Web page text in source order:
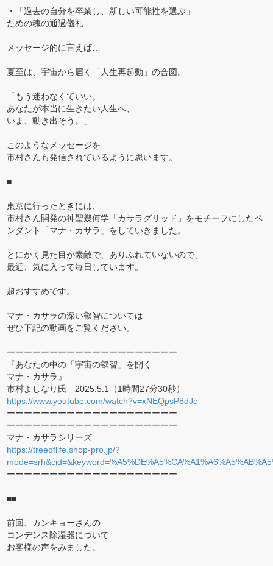
・「過去の自分を卒業し、新しい可能性を選ぶ」
ための魂の通過儀礼
メッセージ的に言えば…
夏至は、宇宙から届く「人生再起動」の合図。
「もう迷わなくていい。
あなたが本当に生きたい人生へ、
いま、動き出そう。」
このようなメッセージを
市村さんも発信されているように思います。
■
東京に行ったときには、
市村さん開発の神聖幾何学「カサラグリッド」をモチーフにしたペ
ンダント「マナ・カサラ」をしていきました。
とにかく見た目が素敵で、ありふれていないので、
最近、気に入って毎日しています。
超おすすめです。
マナ・カサラの深い叡智については
ぜひ下記の動画をご覧ください。
ーーーーーーーーーーーーーーーーーーーー
『あなたの中の「宇宙の叡智」を開く
マナ・カサラ』
市村よしなり氏 2025.5.1（1時間27分30秒）
https://www.youtube.com/watch?v=xNEQpsP8dJc
ーーーーーーーーーーーーーーーーーーーー
ーーーーーーーーーーーーーーーーーーーー
マナ・カサラシリーズ
https://treeoflife.shop-pro.jp/?
ーーーーーーーーーーーーーーーーーーーー
■■
前回、カンキョーさんの
コンデンス除湿器について
お客様の声をみました。